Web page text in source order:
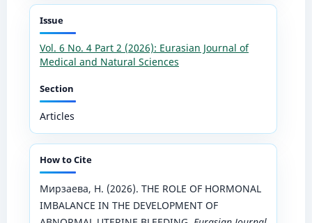
Issue
Vol. 6 No. 4 Part 2 (2026): Eurasian Journal of
Medical and Natural Sciences
Section
Articles
How to Cite
Мирзаева, Н. (2026). THE ROLE OF HORMONAL
IMBALANCE IN THE DEVELOPMENT OF